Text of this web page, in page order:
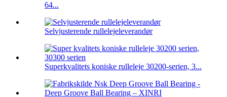
64...
Selvjusterende rullelejeleverandør
Superkvalitets koniske rulleleje 30200-serien, 3...